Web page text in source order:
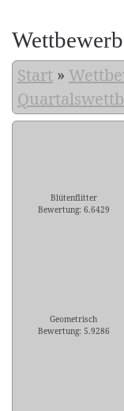
Start »
Blütenflitter
Bewertung: 6.6429
Geometrisch
Bewertung: 5.9286